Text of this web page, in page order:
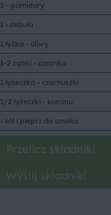
2 - pomidory
1 - cebula
1 łyżka - oliwy
1-2 ząbki - czosnku
1 łyżeczka - czarnuszki
1/2 łyżeczki - kuminu
- sól i pieprz do smaku
Przelicz składniki
Wyślij składniki